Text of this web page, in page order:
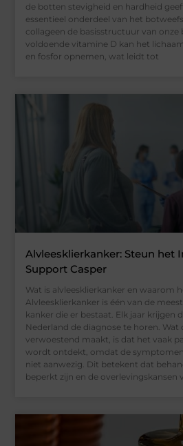
de botten stevigheid en hardheid
essentieel onderdeel van het
collageen de basisstructuur van onze
voldoende vitamine D kan het
en fosfor opnemen, wat leidt tot
Alvleesklierkanker: Steun het
Support Casper
Wat is alvleesklierkanker en waarom
Alvleesklierkanker is één van de
kanker die er bestaat. Elk jaar krijgen
Nederland de diagnose te horen. Wat
verwoestend maakt, is dat het vaak
wordt ontdekt, omdat de
niet aanwezig. Dit betekent dat
beperkt zijn en de overlevingskansen